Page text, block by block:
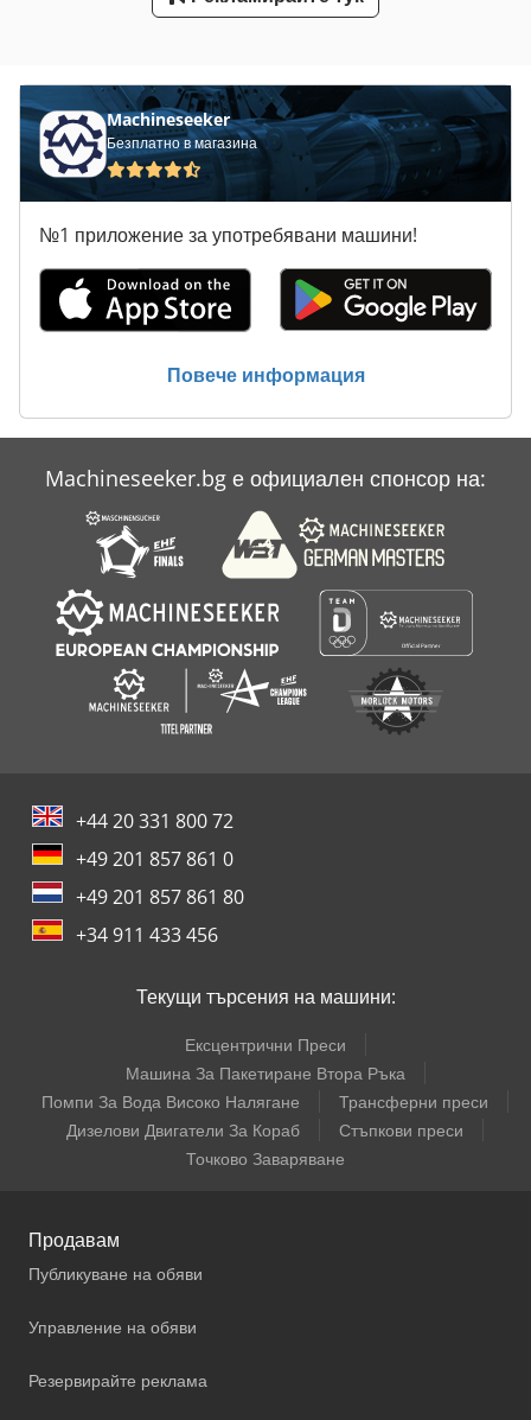
Machineseeker
Безплатно в магазина
№1 приложение за употребявани машини!
Повече информация
Machineseeker.bg е официален спонсор на:
+44 20 331 800 72
+49 201 857 861 0
+49 201 857 861 80
+34 911 433 456
Текущи търсения на машини:
Ексцентрични Преси
Машина За Пакетиране Втора Ръка
Помпи За Вода Високо Налягане
Трансферни преси
Дизелови Двигатели За Кораб
Стъпкови преси
Точково Заваряване
Продавам
Публикуване на обяви
Управление на обяви
Резервирайте реклама